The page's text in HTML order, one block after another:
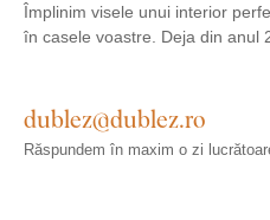
Împlinim visele unui interior
în casele voastre. Deja din anul
dublez@dublez.ro
Răspundem în maxim o zi